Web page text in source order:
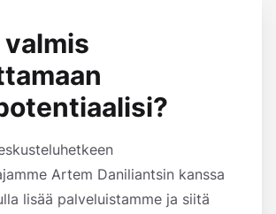
Artem Daniliantsin kanssa
lisää palveluistamme ja siitä